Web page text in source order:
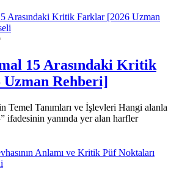
15 Arasındaki Kritik
Rehberi]
Temel Tanımları ve İşlevleri Hangi alanla
ifadesinin yanında yer alan harfler